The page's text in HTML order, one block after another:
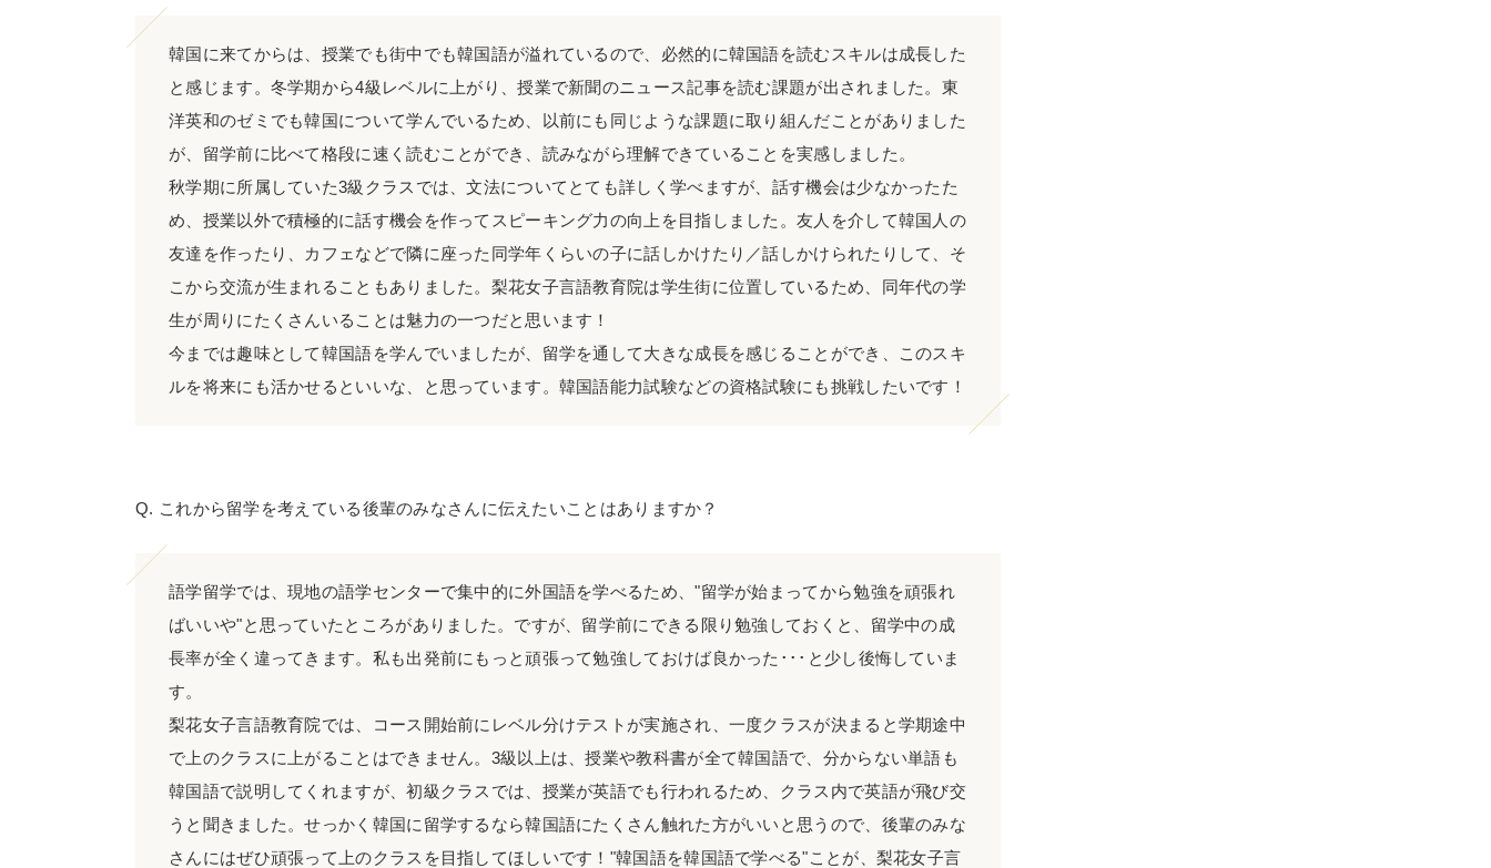
韓国に来てからは、授業でも街中でも韓国語が溢れているので、必然的に韓国語を読むスキルは成長した
と感じます。冬学期から4級レベルに上がり、授業で新聞のニュース記事を読む課題が出されました。東
洋英和のゼミでも韓国について学んでいるため、以前にも同じような課題に取り組んだことがありました
が、留学前に比べて格段に速く読むことができ、読みながら理解できていることを実感しました。
秋学期に所属していた3級クラスでは、文法についてとても詳しく学べますが、話す機会は少なかったた
め、授業以外で積極的に話す機会を作ってスピーキング力の向上を目指しました。友人を介して韓国人の
友達を作ったり、カフェなどで隣に座った同学年くらいの子に話しかけたり／話しかけられたりして、そ
こから交流が生まれることもありました。梨花女子言語教育院は学生街に位置しているため、同年代の学
生が周りにたくさんいることは魅力の一つだと思います！
今までは趣味として韓国語を学んでいましたが、留学を通して大きな成長を感じることができ、このスキ
ルを将来にも活かせるといいな、と思っています。韓国語能力試験などの資格試験にも挑戦したいです！
Q. これから留学を考えている後輩のみなさんに伝えたいことはありますか？
語学留学では、現地の語学センターで集中的に外国語を学べるため、"留学が始まってから勉強を頑張れ
ばいいや"と思っていたところがありました。ですが、留学前にできる限り勉強しておくと、留学中の成
長率が全く違ってきます。私も出発前にもっと頑張って勉強しておけば良かった･･･と少し後悔していま
す。
梨花女子言語教育院では、コース開始前にレベル分けテストが実施され、一度クラスが決まると学期途中
で上のクラスに上がることはできません。3級以上は、授業や教科書が全て韓国語で、分からない単語も
韓国語で説明してくれますが、初級クラスでは、授業が英語でも行われるため、クラス内で英語が飛び交
うと聞きました。せっかく韓国に留学するなら韓国語にたくさん触れた方がいいと思うので、後輩のみな
さんにはぜひ頑張って上のクラスを目指してほしいです！"韓国語を韓国語で学べる"ことが、梨花女子言